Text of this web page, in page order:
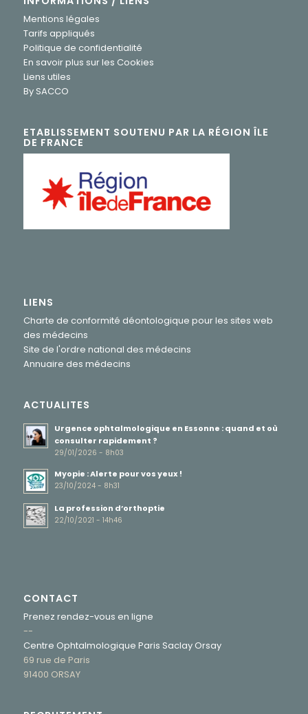
Mentions légales
Tarifs appliqués
Politique de confidentialité
En savoir plus sur les Cookies
Liens utiles
By SACCO
ETABLISSEMENT SOUTENU PAR LA RÉGION ÎLE
DE FRANCE
LIENS
Charte de conformité déontologique pour les sites web
des médecins
Site de l'ordre national des médecins
Annuaire des médecins
ACTUALITES
Urgence ophtalmologique en Essonne : quand et où
consulter rapidement ?
29/01/2026 - 8h03
Myopie : Alerte pour vos yeux !
23/10/2024 - 8h31
La profession d’orthoptie
22/10/2021 - 14h46
CONTACT
Prenez rendez-vous en ligne
--
Centre Ophtalmologique Paris Saclay Orsay
69 rue de Paris
91400 ORSAY